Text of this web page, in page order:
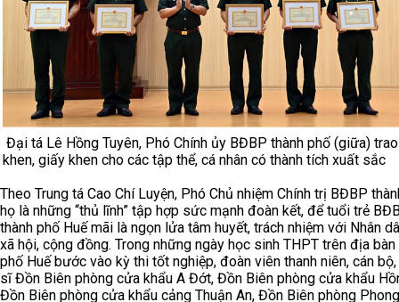
Đại tá Lê Hồng Tuyên, Phó Chính ủy BĐBP thành phố (giữa)
khen, giấy khen cho các tập thể, cá nhân có thành tích xuất sắc
Theo Trung tá Cao Chí Luyện, Phó Chủ nhiệm Chính trị BĐBP
họ là những “thủ lĩnh” tập hợp sức mạnh đoàn kết, để tuổi trẻ
thành phố Huế mãi là ngọn lửa tâm huyết, trách nhiệm với Nhân
xã hội, cộng đồng. Trong những ngày học sinh THPT trên địa bàn
phố Huế bước vào kỳ thi tốt nghiệp, đoàn viên thanh niên, cán
sĩ Đồn Biên phòng cửa khẩu A Đớt, Đồn Biên phòng cửa khẩu
Đồn Biên phòng cửa khẩu cảng Thuận An, Đồn Biên phòng